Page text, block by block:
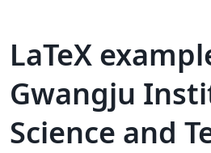
LaTeX
Gwangju
Science and